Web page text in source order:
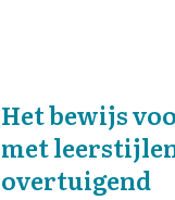
Het bewijs
met
overtuigend